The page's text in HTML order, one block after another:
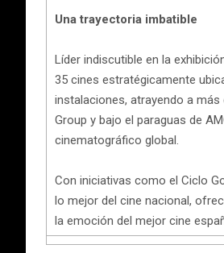
Una trayectoria imbatible
Líder indiscutible en la
35 cines estratégicamente
instalaciones, atrayendo a más
Group y bajo el paraguas de
cinematográfico global.
Con iniciativas como el Ciclo
lo mejor del cine nacional,
la emoción del mejor cine